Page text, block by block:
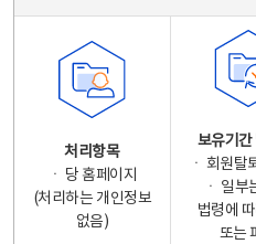
처리항목
ㆍ 당 홈페이지
(처리하는 개인정보
없음)
보유기간
ㆍ 회원탈
ㆍ 일부
법령에
또는